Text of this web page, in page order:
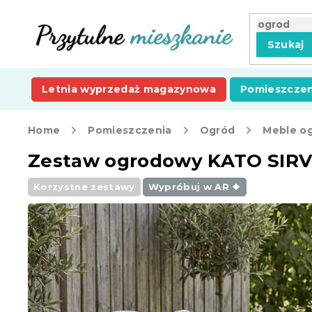
Szukaj
Letnia wyprzedaż magazynowa
Home Pomieszczenia Ogród Meble
Zestaw ogrodowy KATO
Korzystne zestawy Wypróbuj w AR ❖